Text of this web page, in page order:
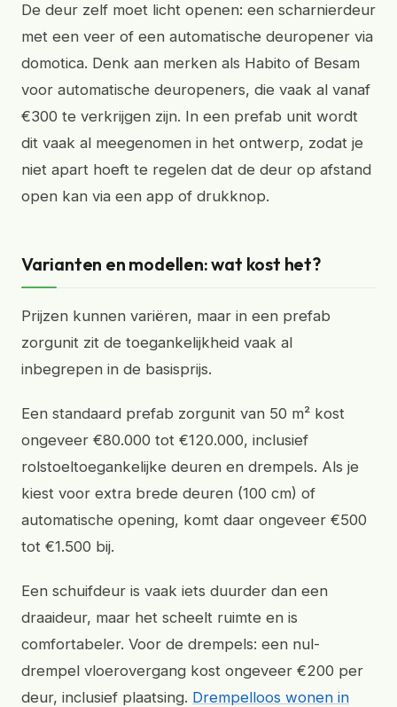
De deur zelf moet licht openen: een scharnierdeur
met een veer of een automatische deuropener via
domotica. Denk aan merken als Habito of Besam
voor automatische deuropeners, die vaak al vanaf
€300 te verkrijgen zijn. In een prefab unit wordt
dit vaak al meegenomen in het ontwerp, zodat je
niet apart hoeft te regelen dat de deur op afstand
open kan via een app of drukknop.
Varianten en modellen: wat kost het?
Prijzen kunnen variëren, maar in een prefab
zorgunit zit de toegankelijkheid vaak al
inbegrepen in de basisprijs.
Een standaard prefab zorgunit van 50 m² kost
ongeveer €80.000 tot €120.000, inclusief
rolstoeltoegankelijke deuren en drempels. Als je
kiest voor extra brede deuren (100 cm) of
automatische opening, komt daar ongeveer €500
tot €1.500 bij.
Een schuifdeur is vaak iets duurder dan een
draaideur, maar het scheelt ruimte en is
comfortabeler. Voor de drempels: een nul-
drempel vloerovergang kost ongeveer €200 per
deur, inclusief plaatsing. Drempelloos wonen in